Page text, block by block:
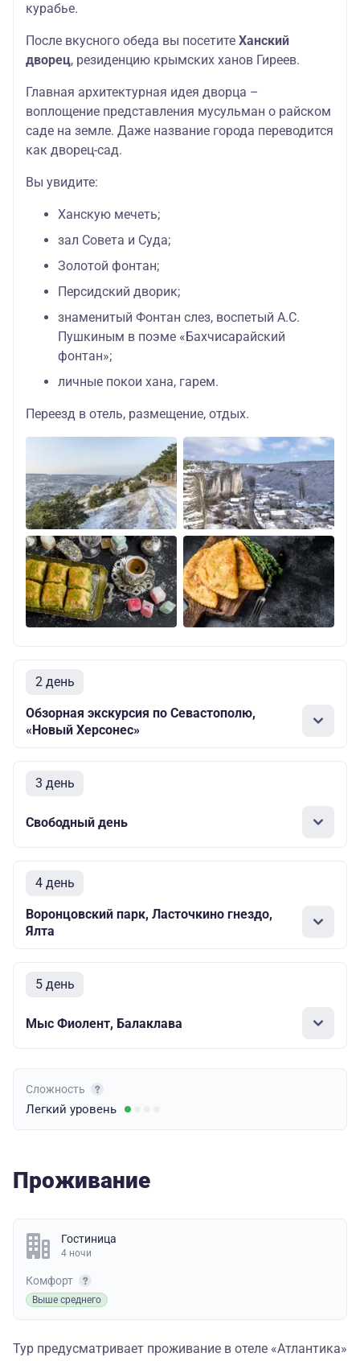
курабье.
После вкусного обеда вы посетите Ханский
дворец, резиденцию крымских ханов Гиреев.
Главная архитектурная идея дворца –
воплощение представления мусульман о райском
саде на земле. Даже название города переводится
как дворец-сад.
Вы увидите:
Ханскую мечеть;
зал Совета и Суда;
Золотой фонтан;
Персидский дворик;
знаменитый Фонтан слез, воспетый А.С.
Пушкиным в поэме «Бахчисарайский
фонтан»;
личные покои хана, гарем.
Переезд в отель, размещение, отдых.
2 день
Обзорная экскурсия по Севастополю,
«Новый Херсонес»
3 день
Свободный день
4 день
Воронцовский парк, Ласточкино гнездо,
Ялта
5 день
Мыс Фиолент, Балаклава
Сложность
Легкий уровень
Проживание
Гостиница
4 ночи
Комфорт
Выше среднего
Тур предусматривает проживание в отеле «Атлантика»